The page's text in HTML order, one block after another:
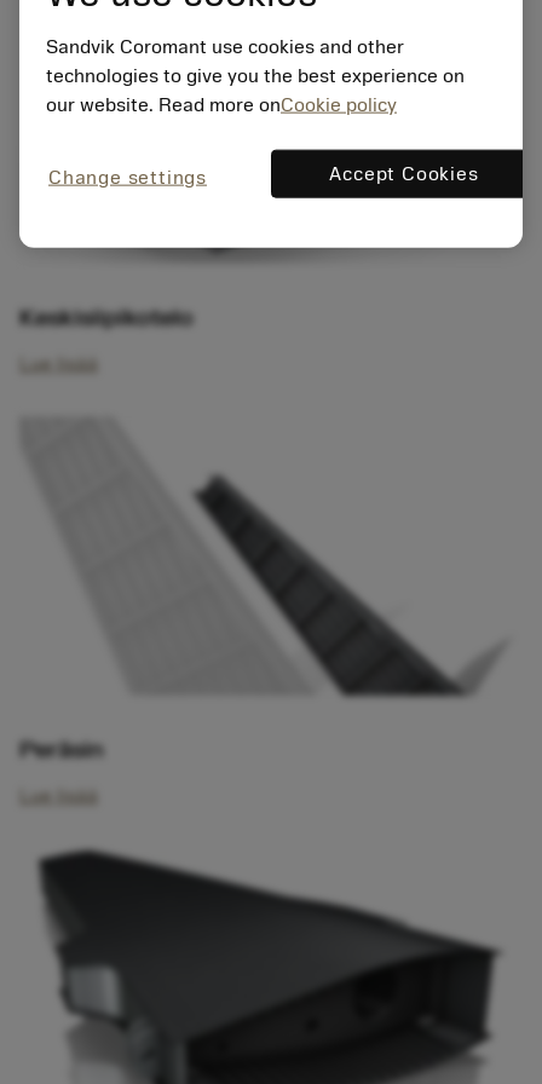
Keskisiipikotelo
Lue lisää
Peräsin
Lue lisää
Sandvik Coromant use cookies and other
technologies to give you the best experience on
our website. Read more onCookie policy
Change settings Accept Cookies